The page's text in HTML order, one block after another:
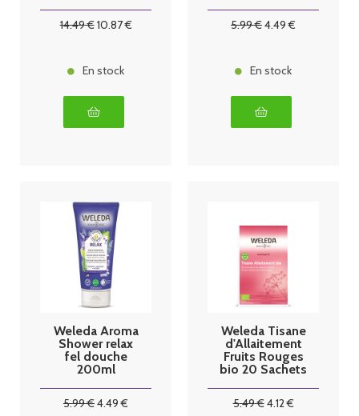
14.49€10.87€
En stock
5.99€4.49 €
En stock
Weleda Aroma
Shower relax
fel douche
200ml
5.99€4.49 €
Weleda Tisane
d'Allaitement
Fruits Rouges
bio 20 Sachets
5.49€4.12€